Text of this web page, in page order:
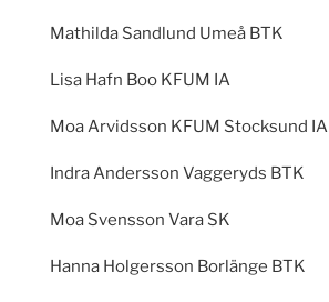
Mathilda Sandlund Umeå BTK
Lisa Hafn Boo KFUM IA
Moa Arvidsson KFUM Stocksund IA
Indra Andersson Vaggeryds BTK
Moa Svensson Vara SK
Hanna Holgersson Borlänge BTK